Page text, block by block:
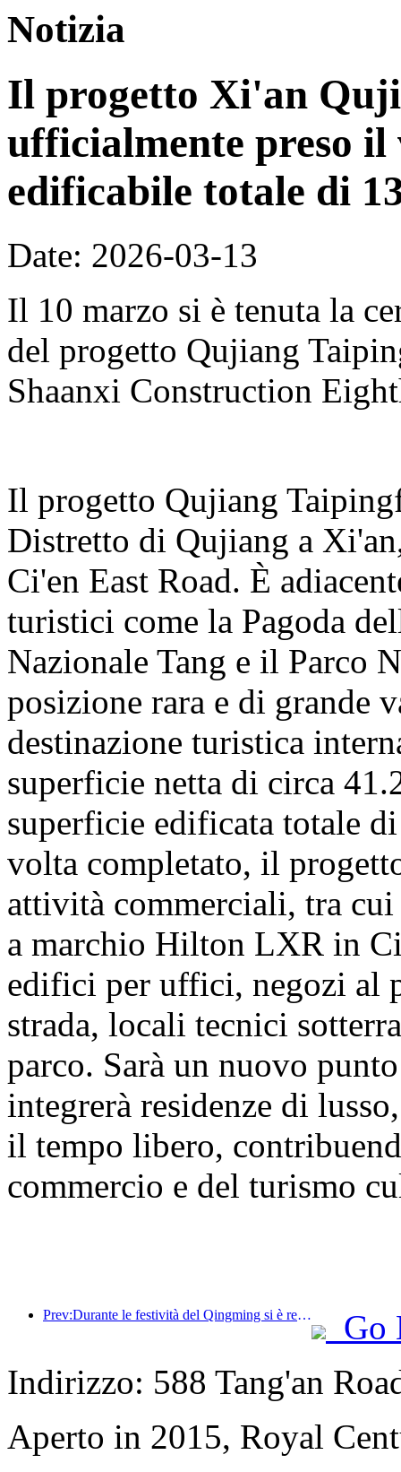
Notizia
Il progetto Xi'an
ufficialmente preso il
edificabile totale di
Date: 2026-03-13
Il 10 marzo si è tenuta la
del progetto Qujiang
Shaanxi Construction
Il progetto Qujiang
Distretto di Qujiang a
Ci'en East Road. È
turistici come la Pagoda
Nazionale Tang e il Parco
posizione rara e di grande
destinazione turistica
superficie netta di circa
superficie edificata totale
volta completato, il
attività commerciali, tra
a marchio Hilton LXR in
edifici per uffici, negozi al
strada, locali tecnici
parco. Sarà un nuovo
integrerà residenze di
il tempo libero,
commercio e del turismo
Prev:Durante le festività del Qingming si è registrato un aumento dei viaggi dovuto alle lunghe ferie, con gite e visite ai fiori che hanno portato a un aumento del numero di visitatori in molte città.
Go
Indirizzo: 588 Tang'an
Aperto in 2015, Royal